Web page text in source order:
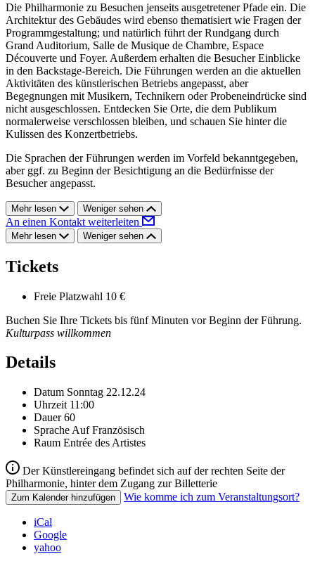
Die Philharmonie zu Besuchen jenseits ausgetretener Pfade ein. Die
Architektur des Gebäudes wird ebenso thematisiert wie Fragen der
Programmgestaltung; und natürlich führt der Rundgang durch
Grand Auditorium, Salle de Musique de Chambre, Espace
Découverte und Foyer. Außerdem erhalten die Besucher Einblicke
in den Backstage-Bereich. Die Führungen werden an die aktuellen
Aktivitäten des künstlerischen Betriebs angepasst, aber
Begegnungen mit Musikern, Technikern oder Probeneindrücke sind
nicht ausgeschlossen. Entdecken Sie Orte, die dem Publikum
normalerweise verschlossen bleiben, und schauen Sie hinter die
Kulissen des Konzertbetriebs.
Die Sprachen der Führungen werden im Vorfeld bekanntgegeben,
aber ggf. zu Beginn der Besichtigung an die Bedürfnisse der
Besucher angepasst.
Mehr lesen Weniger sehen
An einen Kontakt weiterleiten
Mehr lesen Weniger sehen
Tickets
Freie Platzwahl 10 €
Buchen Sie Ihre Tickets bis fünf Minuten vor Beginn der Führung.
Kulturpass willkommen
Details
Datum Sonntag 22.12.24
Uhrzeit 11:00
Dauer 60
Sprache Auf Französisch
Raum Entrée des Artistes
Der Künstlereingang befindet sich auf der rechten Seite der
Philharmonie, hinter dem Zugang zur Billetterie
Zum Kalender hinzufügen Wie komme ich zum Veranstaltungsort?
iCal
Google
yahoo